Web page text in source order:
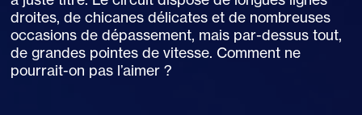
droites, de chicanes délicates et de nombreuses
occasions de dépassement, mais par-dessus tout,
de grandes pointes de vitesse. Comment ne
pourrait-on pas l’aimer ?